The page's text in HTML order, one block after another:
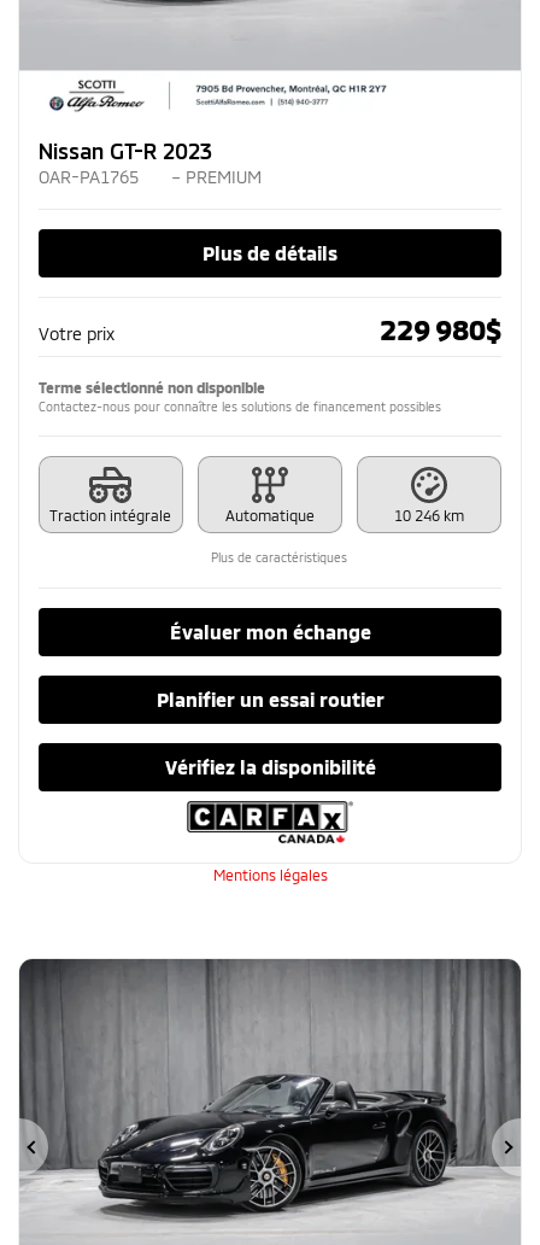
Nissan GT-R 2023
OAR-PA1765 – PREMIUM
Plus de détails
Votre prix 229 980$
Terme sélectionné non disponible
Contactez-nous pour connaître les solutions de financement possibles
Traction intégrale Automatique 10 246 km
Plus de caractéristiques
Évaluer mon échange
Planifier un essai routier
Vérifiez la disponibilité
Mentions légales
Précédent